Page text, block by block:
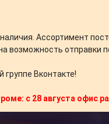
Ассортимент
возможность отправки
Вконтакте!
с 28 августа офис